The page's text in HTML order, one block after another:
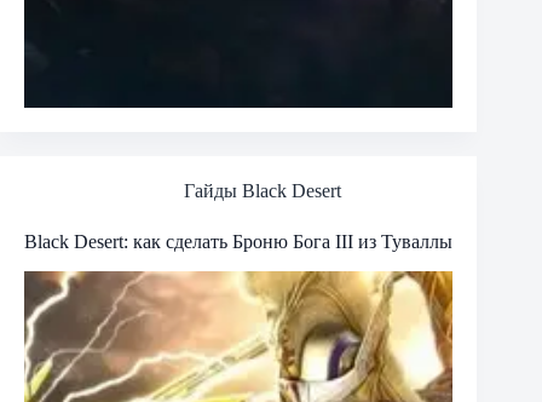
Гайды Black Desert
Black Desert: как сделать Броню Бога III из Туваллы